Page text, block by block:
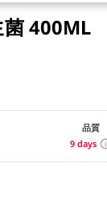
400ML
品質
9 days